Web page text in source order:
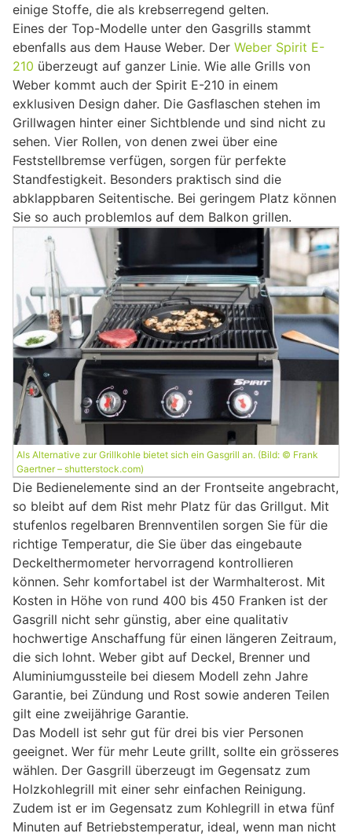
einige Stoffe, die als krebserregend gelten.
Eines der Top-Modelle unter den Gasgrills stammt
ebenfalls aus dem Hause Weber. Der Weber Spirit E-
210 überzeugt auf ganzer Linie. Wie alle Grills von
Weber kommt auch der Spirit E-210 in einem
exklusiven Design daher. Die Gasflaschen stehen im
Grillwagen hinter einer Sichtblende und sind nicht zu
sehen. Vier Rollen, von denen zwei über eine
Feststellbremse verfügen, sorgen für perfekte
Standfestigkeit. Besonders praktisch sind die
abklappbaren Seitentische. Bei geringem Platz können
Sie so auch problemlos auf dem Balkon grillen.
Als Alternative zur Grillkohle bietet sich ein Gasgrill an. (Bild: © Frank
Gaertner – shutterstock.com)
Die Bedienelemente sind an der Frontseite angebracht,
so bleibt auf dem Rist mehr Platz für das Grillgut. Mit
stufenlos regelbaren Brennventilen sorgen Sie für die
richtige Temperatur, die Sie über das eingebaute
Deckelthermometer hervorragend kontrollieren
können. Sehr komfortabel ist der Warmhalterost. Mit
Kosten in Höhe von rund 400 bis 450 Franken ist der
Gasgrill nicht sehr günstig, aber eine qualitativ
hochwertige Anschaffung für einen längeren Zeitraum,
die sich lohnt. Weber gibt auf Deckel, Brenner und
Aluminiumgussteile bei diesem Modell zehn Jahre
Garantie, bei Zündung und Rost sowie anderen Teilen
gilt eine zweijährige Garantie.
Das Modell ist sehr gut für drei bis vier Personen
geeignet. Wer für mehr Leute grillt, sollte ein grösseres
wählen. Der Gasgrill überzeugt im Gegensatz zum
Holzkohlegrill mit einer sehr einfachen Reinigung.
Zudem ist er im Gegensatz zum Kohlegrill in etwa fünf
Minuten auf Betriebstemperatur, ideal, wenn man nicht